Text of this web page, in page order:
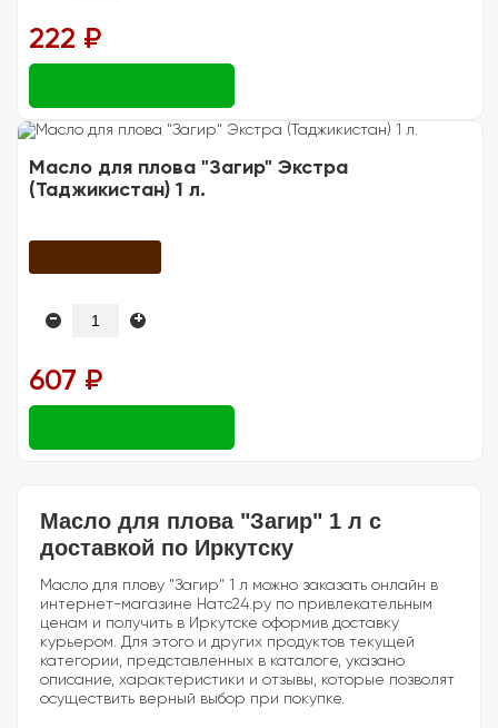
222 ₽
Масло для плова "Загир" Экстра
(Таджикистан) 1 л.
- +
607 ₽
Масло для плова "Загир" 1 л с
доставкой по Иркутску
Масло для плову "Загир" 1 л можно заказать онлайн в
интернет-магазине Натс24.ру по привлекательным
ценам и получить в Иркутске оформив доставку
курьером. Для этого и других продуктов текущей
категории, представленных в каталоге, указано
описание, характеристики и отзывы, которые позволят
осуществить верный выбор при покупке.